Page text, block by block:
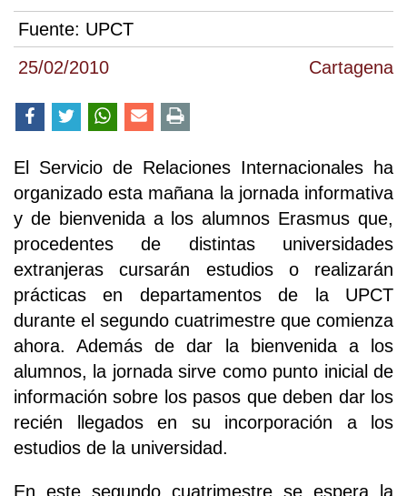
25/02/2010 Cartagena
Fuente: UPCT
El Servicio de Relaciones Internacionales ha
organizado esta mañana la jornada informativa
y de bienvenida a los alumnos Erasmus que,
procedentes de distintas universidades
extranjeras cursarán estudios o realizarán
prácticas en departamentos de la UPCT
durante el segundo cuatrimestre que comienza
ahora. Además de dar la bienvenida a los
alumnos, la jornada sirve como punto inicial de
información sobre los pasos que deben dar los
recién llegados en su incorporación a los
estudios de la universidad.
En este segundo cuatrimestre se espera la